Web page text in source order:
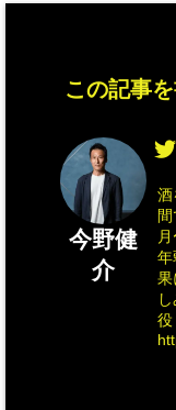
この記事
今野健
介
年
果